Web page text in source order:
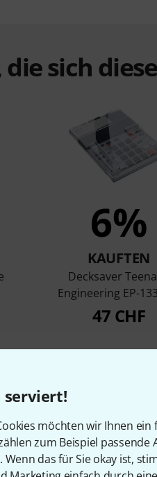
serviert!
möchten wir Ihnen
zum Beispiel
Wenn das für Sie okay ist,
sich
6%
KAUFTEN
Decksaver
Engineering EP-
47 CHF